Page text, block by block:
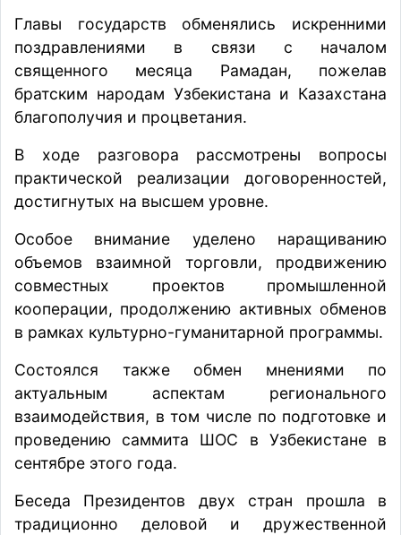
Главы государств обменялись искренними
поздравлениями в связи с началом
священного месяца Рамадан, пожелав
братским народам Узбекистана и Казахстана
благополучия и процветания.
В ходе разговора рассмотрены вопросы
практической реализации договоренностей,
достигнутых на высшем уровне.
Особое внимание уделено наращиванию
объемов взаимной торговли, продвижению
совместных проектов промышленной
кооперации, продолжению активных обменов
в рамках культурно-гуманитарной программы.
Состоялся также обмен мнениями по
актуальным аспектам регионального
взаимодействия, в том числе по подготовке и
проведению саммита ШОС в Узбекистане в
сентябре этого года.
Беседа Президентов двух стран прошла в
традиционно деловой и дружественной